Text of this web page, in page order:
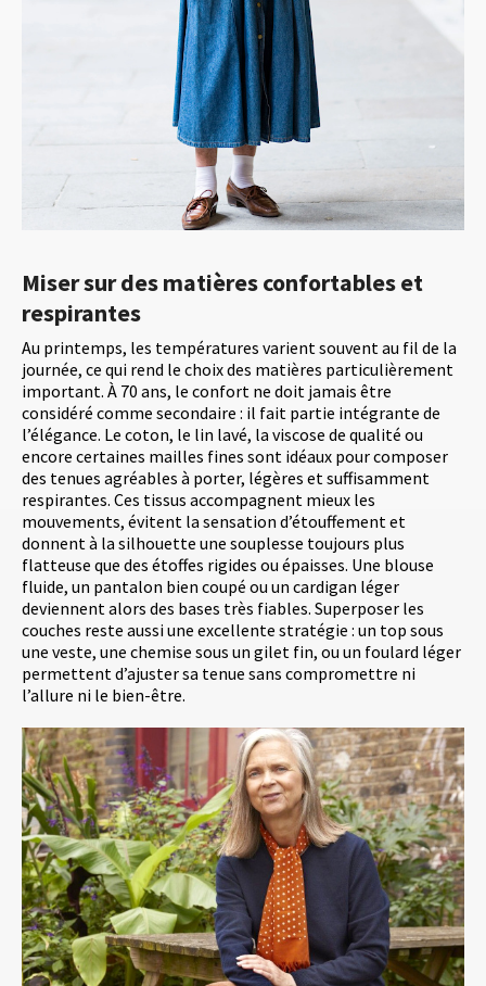
Miser sur des matières confortables et
respirantes
Au printemps, les températures varient souvent au fil de la
journée, ce qui rend le choix des matières particulièrement
important. À 70 ans, le confort ne doit jamais être
considéré comme secondaire : il fait partie intégrante de
l’élégance. Le coton, le lin lavé, la viscose de qualité ou
encore certaines mailles fines sont idéaux pour composer
des tenues agréables à porter, légères et suffisamment
respirantes. Ces tissus accompagnent mieux les
mouvements, évitent la sensation d’étouffement et
donnent à la silhouette une souplesse toujours plus
flatteuse que des étoffes rigides ou épaisses. Une blouse
fluide, un pantalon bien coupé ou un cardigan léger
deviennent alors des bases très fiables. Superposer les
couches reste aussi une excellente stratégie : un top sous
une veste, une chemise sous un gilet fin, ou un foulard léger
permettent d’ajuster sa tenue sans compromettre ni
l’allure ni le bien-être.